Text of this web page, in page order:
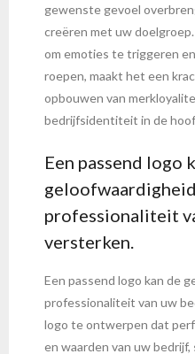
gewenste gevoel
creëren met uw
om emoties te triggeren
roepen, maakt het een
opbouwen van
bedrijfsidentiteit in de
Een passend logo
professionaliteit
versterken.
Een passend logo kan de
professionaliteit van uw
logo te ontwerpen dat
en waarden van uw